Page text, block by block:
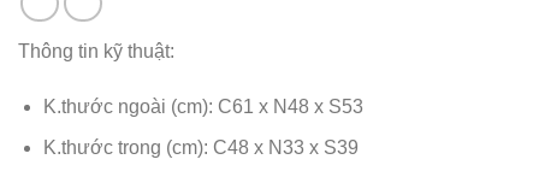
Thông tin kỹ thuật:
K.thước ngoài (cm): C61 x N48 x S53
K.thước trong (cm): C48 x N33 x S39